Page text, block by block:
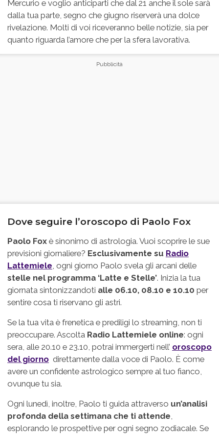
Mercurio e voglio anticiparti che dal 21 anche il sole sarà
dalla tua parte, segno che giugno riserverà una dolce
rivelazione. Molti di voi riceveranno belle notizie, sia per
quanto riguarda l’amore che per la sfera lavorativa.
Dove seguire l’oroscopo di Paolo Fox
Paolo Fox è sinonimo di astrologia. Vuoi scoprire le sue
previsioni giornaliere? Esclusivamente su Radio
Lattemiele, ogni giorno Paolo svela gli arcani delle
stelle nel programma ‘Latte e Stelle’. Inizia la tua
giornata sintonizzandoti alle 06.10, 08.10 e 10.10 per
sentire cosa ti riservano gli astri.
Se la tua vita è frenetica e prediligi lo streaming, non ti
preoccupare. Ascolta Radio Lattemiele online: ogni
sera, alle 20.10 e 23.10, potrai immergerti nell’ oroscopo
del giorno direttamente dalla voce di Paolo. È come
avere un confidente astrologico sempre al tuo fianco,
ovunque tu sia.
Ogni lunedì, inoltre, Paolo ti guida attraverso un’analisi
profonda della settimana che ti attende,
esplorando le prospettive per ogni segno zodiacale. Se